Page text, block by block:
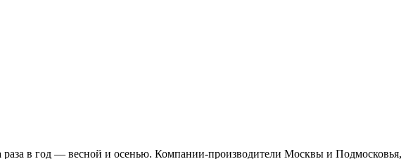
раза в год — весной и осенью. Компании-производители Москвы и Подмосковья,